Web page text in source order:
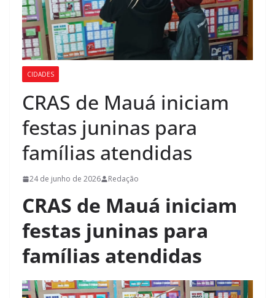
CIDADES
CRAS de Mauá iniciam
festas juninas para
famílias atendidas
24 de junho de 2026 Redação
CRAS de Mauá iniciam
festas juninas para
famílias atendidas